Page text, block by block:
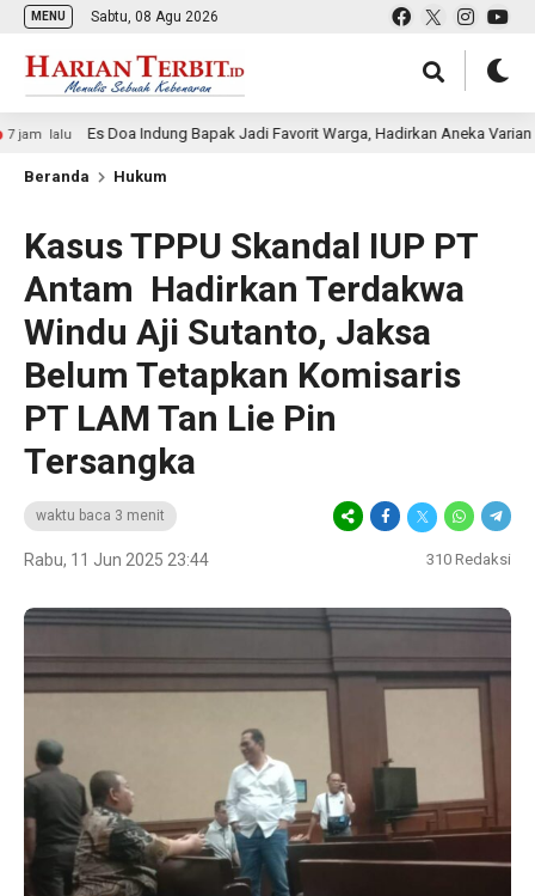
MENU Sabtu, 08 Agu 2026
Es Doa Indung Bapak Jadi Favorit Warga, Hadirkan Aneka Varian Es Kelapa
Beranda Hukum
Kasus TPPU Skandal IUP PT
Antam Hadirkan Terdakwa
Windu Aji Sutanto, Jaksa
Belum Tetapkan Komisaris
PT LAM Tan Lie Pin
Tersangka
waktu baca 3 menit
Rabu, 11 Jun 2025 23:44 310 Redaksi